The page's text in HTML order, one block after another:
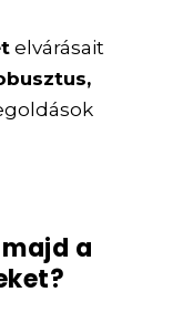
elvárásait
a